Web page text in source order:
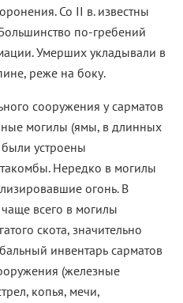
Со II в. известны
по-гребений
Умерших укладывали в
реже на боку.
сооружения у сарматов
могилы (ямы, в длинных
устроены
Нередко в могилы
огонь. В
всего в могилы
скота, значительно
инвентарь сарматов
(железные
копья, мечи,